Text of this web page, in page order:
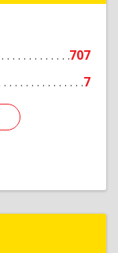
707
7
Подробнее